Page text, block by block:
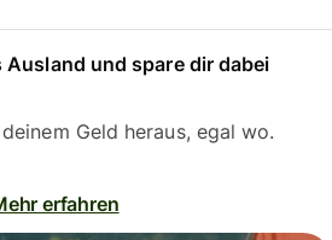
Ausland und spare dir dabei
Geld heraus, egal wo.
erfahren